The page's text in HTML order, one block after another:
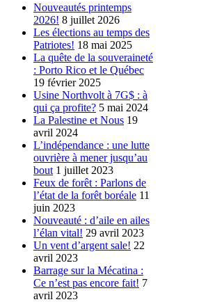
Nouveautés printemps
2026! 8 juillet 2026
Les élections au temps des
Patriotes! 18 mai 2025
La quête de la souveraineté
: Porto Rico et le Québec
19 février 2025
Usine Northvolt à 7G$ : à
qui ça profite? 5 mai 2024
La Palestine et Nous 19
avril 2024
L’indépendance : une lutte
ouvrière à mener jusqu’au
bout 1 juillet 2023
Feux de forêt : Parlons de
l’état de la forêt boréale 11
juin 2023
Nouveauté : d’aile en ailes
l’élan vital! 29 avril 2023
Un vent d’argent sale! 22
avril 2023
Barrage sur la Mécatina :
Ce n’est pas encore fait! 7
avril 2023